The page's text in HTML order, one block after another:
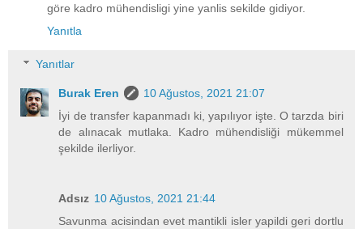
göre kadro mühendisligi yine yanlis sekilde gidiyor.
Yanıtla
Yanıtlar
Burak Eren
10 Ağustos, 2021 21:07
İyi de transfer kapanmadı ki, yapılıyor işte. O tarzda biri
de alınacak mutlaka. Kadro mühendisliği mükemmel
şekilde ilerliyor.
Adsız 10 Ağustos, 2021 21:44
Savunma acisindan evet mantikli isler yapildi geri dortlu